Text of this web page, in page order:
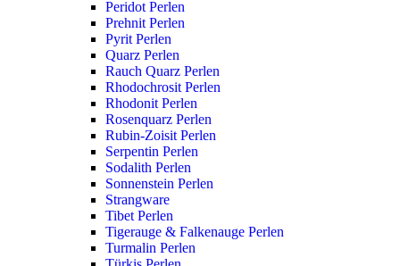
Peridot Perlen
Prehnit Perlen
Pyrit Perlen
Quarz Perlen
Rauch Quarz Perlen
Rhodochrosit Perlen
Rhodonit Perlen
Rosenquarz Perlen
Rubin-Zoisit Perlen
Serpentin Perlen
Sodalith Perlen
Sonnenstein Perlen
Strangware
Tibet Perlen
Tigerauge & Falkenauge Perlen
Turmalin Perlen